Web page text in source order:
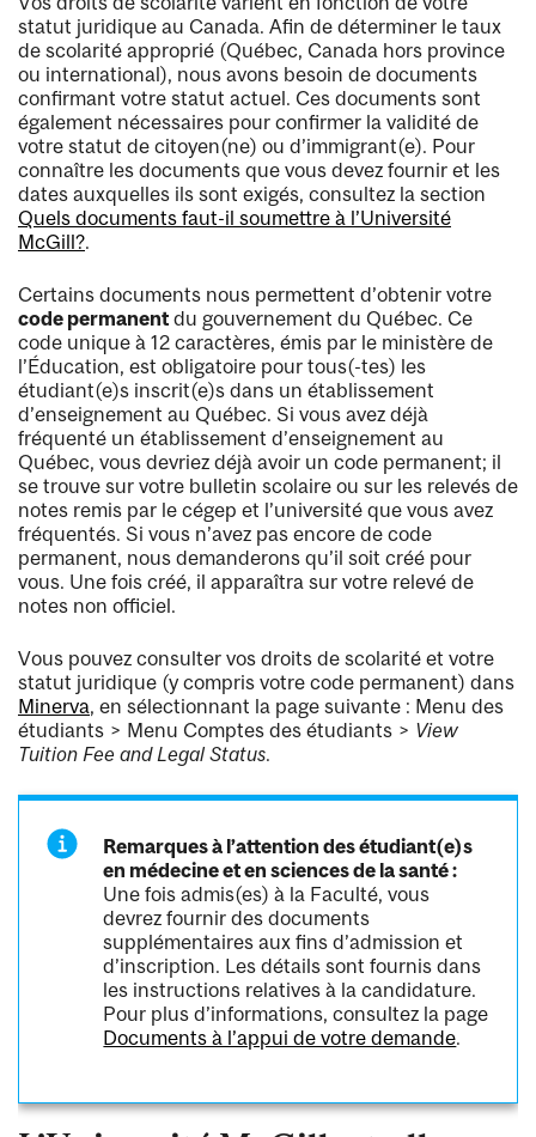
statut juridique au Canada. Afin de déterminer le taux
de scolarité approprié (Québec, Canada hors province
ou international), nous avons besoin de documents
confirmant votre statut actuel. Ces documents sont
également nécessaires pour confirmer la validité de
votre statut de citoyen(ne) ou d’immigrant(e). Pour
connaître les documents que vous devez fournir et les
dates auxquelles ils sont exigés, consultez la section
Quels documents faut-il soumettre à l’Université
McGill?.
Certains documents nous permettent d’obtenir votre
code permanent du gouvernement du Québec. Ce
code unique à 12 caractères, émis par le ministère de
l’Éducation, est obligatoire pour tous(-tes) les
étudiant(e)s inscrit(e)s dans un établissement
d’enseignement au Québec. Si vous avez déjà
fréquenté un établissement d’enseignement au
Québec, vous devriez déjà avoir un code permanent; il
se trouve sur votre bulletin scolaire ou sur les relevés de
notes remis par le cégep et l’université que vous avez
fréquentés. Si vous n’avez pas encore de code
permanent, nous demanderons qu’il soit créé pour
vous. Une fois créé, il apparaîtra sur votre relevé de
notes non officiel.
Vous pouvez consulter vos droits de scolarité et votre
statut juridique (y compris votre code permanent) dans
Minerva, en sélectionnant la page suivante : Menu des
étudiants > Menu Comptes des étudiants > View
Tuition Fee and Legal Status.
Remarques à l’attention des étudiant(e)s
en médecine et en sciences de la santé :
Une fois admis(es) à la Faculté, vous
devrez fournir des documents
supplémentaires aux fins d’admission et
d’inscription. Les détails sont fournis dans
les instructions relatives à la candidature.
Pour plus d’informations, consultez la page
Documents à l’appui de votre demande.